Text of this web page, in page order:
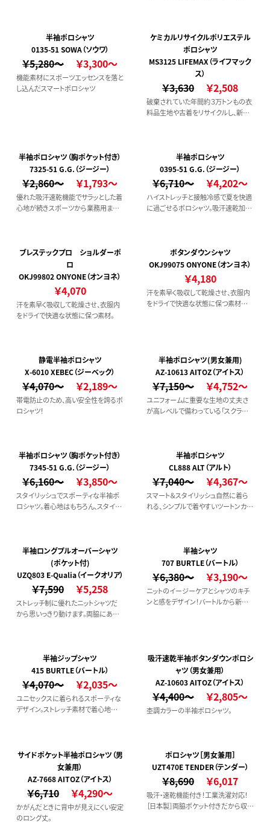
半袖ポロシャツ
0135-51 SOWA（ソウワ）
￥5,280～ ￥3,300～
機能素材にスポーツエッセンスを落と
し込んだスマートポロシャツ
ケミカルリサイクルポリエステル
ポロシャツ
MS3125 LIFEMAX（ライフマック
ス）
￥3,630 ￥2,508
破棄されていた年間約３万トンもの衣
料品生地や古着をリサイクルし、新し
半袖ポロシャツ（胸ポケット付き）
7325-51 G.G.（ジージー）
￥2,860～ ￥1,793～
優れた吸汗速乾機能でサラッとした着
心地が続きスポーツから業務用まで
ャツです。
半袖ポロシャツ
0395-51 G.G.（ジージー）
￥6,710～ ￥4,202～
ハイストレッチと接触冷感で夏を快適
に過ごせるポロシャツ。吸汗速乾加工
ブレステックプロ ショルダーポ
ロ
OKJ99802 ONYONE（オンヨネ）
￥4,070
汗を素早く吸収して乾燥させ、衣服内
をドライで快適な状態に保つ素材。
ボタンダウンシャツ
OKJ99075 ONYONE（オンヨネ）
￥4,180
汗を素早く吸収して乾燥させ、衣服内
をドライで快適な状態に保つ素材の
静電半袖ポロシャツ
X-6010 XEBEC（ジーベック）
￥4,070～ ￥2,189～
帯電防止のため、高い安全性を誇るポ
ロシャツ！
半袖ポロシャツ(男女兼用)
AZ-10613 AITOZ（アイトス）
￥7,150～ ￥4,752～
ユニフォームに重要な生地の丈夫さ
が高レベルで備わっている「スクラムテ
半袖ポロシャツ（胸ポケット付き）
7345-51 G.G.（ジージー）
￥6,160～ ￥3,850～
スタイリッシュでスポーティな半袖ポ
ロシャツ。着心地はもちろん、スタイリ
半袖ポロシャツ
CL888 ALT（アルト）
￥7,040～ ￥4,367～
スマート＆スタイリッシュ自然に着ら
れる、シンプルで着やすいツートンカラ
半袖ロングプルオーバーシャツ
(ポケット付)
UZQ803 E-Qualia（イークオリア）
￥7,590 ￥5,258
ストレッチ制に優れたニットシャツだ
から思いっきり動けます。両脇にある
半袖シャツ
707 BURTLE（バートル）
￥6,380～ ￥3,190～
ニットのイージーケアとシャツのキチ
ンと感をデザイン！バートルから新提
半袖ジップシャツ
415 BURTLE（バートル）
￥4,070～ ￥2,035～
ユニセックスに着られるスポーティな
デザイン。ストレッチ素材で着心地抜
吸汗速乾半袖ボタンダウンポロシ
ャツ（男女兼用）
AZ-10603 AITOZ（アイトス）
￥4,400～ ￥2,805～
杢調カラーの半袖ポロシャツ。
サイドポケット半袖ポロシャツ（男
女兼用）
AZ-7668 AITOZ（アイトス）
￥6,710 ￥4,290～
かがんだときに背中が見えにくい安定
のロング丈。
ポロシャツ［男女兼用］
UZT470E TENDER（テンダー）
￥8,690 ￥6,017
吸汗・速乾機能付き！工業洗濯対応！
［日本製］両脇ポケット付きだから収納